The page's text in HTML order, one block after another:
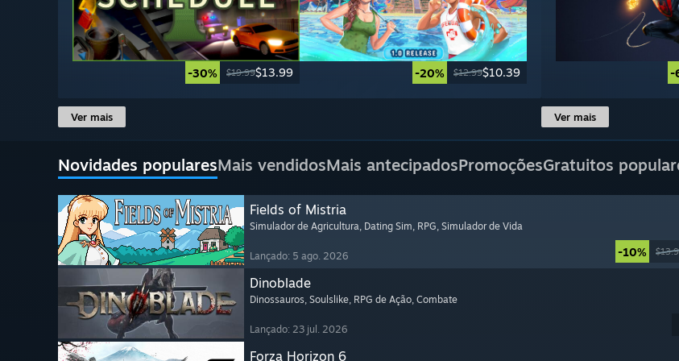
-30% $19.99$13.99 -20% $12.99$10.39
Ver mais
-
Ver mais
Novidades popularesMais vendidosMais antecipadosPromoçõesGratuitos
Fields of Mistria
Simulador de Agricultura, Dating Sim, RPG, Simulador de Vida
Lançado: 5 ago. 2026 -10%
Dinoblade
Dinossauros, Soulslike, RPG de Ação, Combate
Lançado: 23 jul. 2026
Forza Horizon 6